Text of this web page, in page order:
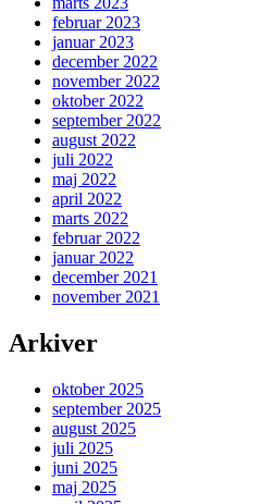
februar 2023
januar 2023
december 2022
november 2022
oktober 2022
september 2022
august 2022
juli 2022
maj 2022
april 2022
marts 2022
februar 2022
januar 2022
december 2021
november 2021
Arkiver
oktober 2025
september 2025
august 2025
juli 2025
juni 2025
maj 2025